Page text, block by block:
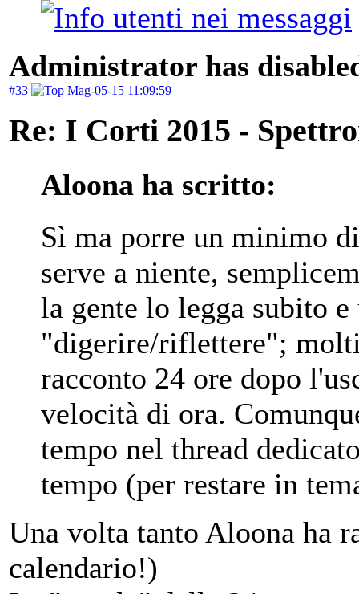
Administrator has
#33 Mag-05-15 11:09:59
Re: I Corti 2015 -
Aloona ha scritto:
Sì ma porre un minimo
serve a niente,
la gente lo legga subito
"digerire/riflettere";
racconto 24 ore dopo
velocità di ora.
tempo nel thread
tempo (per restare in
Una volta tanto Aloona ha
calendario!)